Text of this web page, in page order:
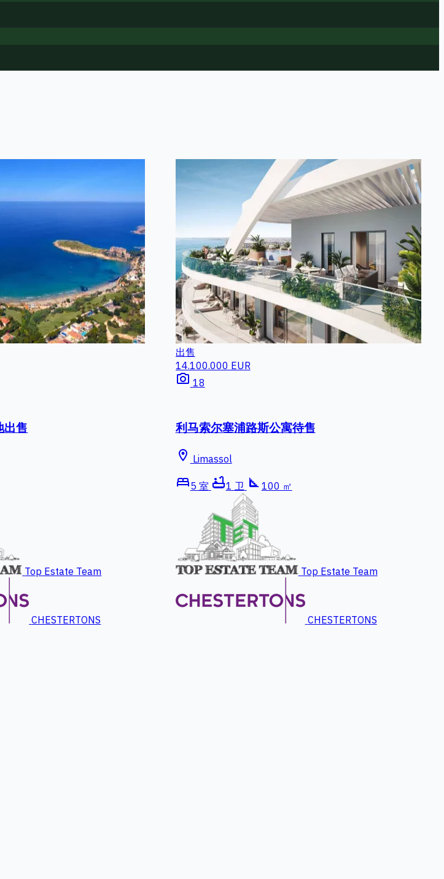
待售
Top Estate Team
CHESTERTONS
出售
13.200.000 EUR
photo_camera 9
帕福斯塞浦路斯别墅出售
location_on Kissonerga
bed10 室 square_foot 120 ㎡
Top Estate Team
CHESTERTONS